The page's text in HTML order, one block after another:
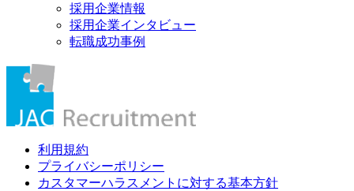
採用企業情報
採用企業インタビュー
転職成功事例
利用規約
プライバシーポリシー
カスタマーハラスメントに対する基本方針